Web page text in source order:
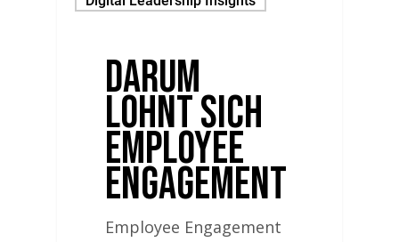
Darum
lohnt sich
Employee
Engagement
Employee Engagement